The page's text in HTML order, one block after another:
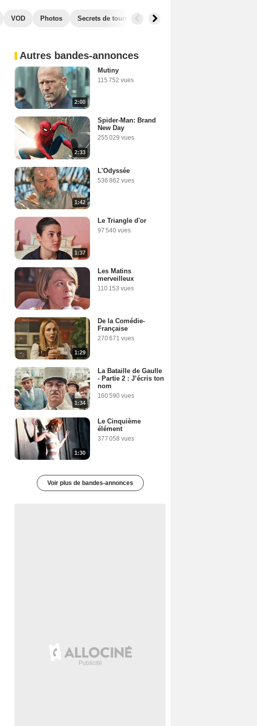
VOD Photos Secrets de tournage Box Office
Autres bandes-annonces
2:00
Mutiny
115 752 vues
2:33
Spider-Man: Brand
New Day
255 029 vues
1:42
L'Odyssée
536 862 vues
1:37
Le Triangle d'or
97 540 vues
Les Matins
merveilleux
110 153 vues
1:29
De la Comédie-
Française
270 671 vues
1:34
La Bataille de Gaulle
- Partie 2 : J’écris ton
nom
160 590 vues
1:30
Le Cinquième
élément
377 058 vues
Voir plus de bandes-annonces